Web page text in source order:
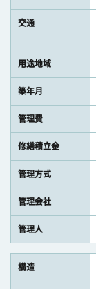
交通
用途地域
築年月
管理費
修繕積立金
管理方式
管理会社
管理人
構造